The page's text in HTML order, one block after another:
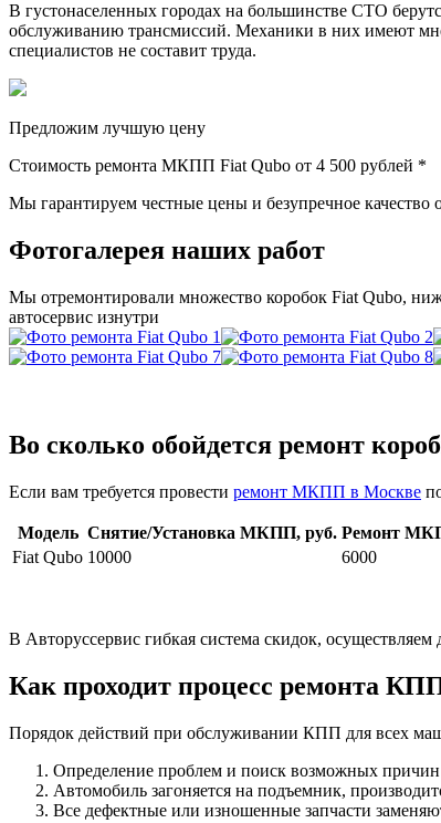
В густонаселенных городах на большинстве СТО
обслуживанию трансмиссий. Механики в них имеют
специалистов не составит труда.
Предложим лучшую цену
Стоимость ремонта МКПП Fiat Qubo от 4 500 рублей *
Мы гарантируем честные цены и безупречное качество
Фотогалерея наших работ
Мы отремонтировали множество коробок Fiat Qubo,
автосервис изнутри
Во сколько обойдется ремонт
Если вам требуется провести ремонт МКПП в Москве
Модель Снятие/Установка МКПП, руб. Ремонт
Fiat Qubo 10000 6000
В Авторуссервис гибкая система скидок, осуществляем
Как проходит процесс ремонта
Порядок действий при обслуживании КПП для всех
Определение проблем и поиск возможных
Автомобиль загоняется на подъемник,
Все дефектные или изношенные запчасти